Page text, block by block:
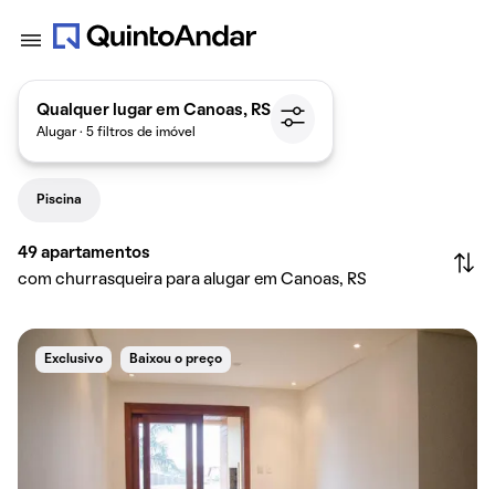
Qualquer lugar em Canoas, RS
Alugar · 5 filtros de imóvel
Piscina
49 apartamentos
com churrasqueira para alugar em Canoas, RS
Exclusivo Baixou o preço